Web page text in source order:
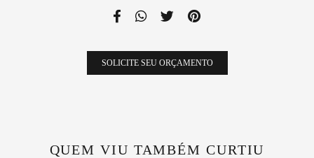
SOLICITE SEU ORÇAMENTO
QUEM VIU TAMBÉM CURTIU